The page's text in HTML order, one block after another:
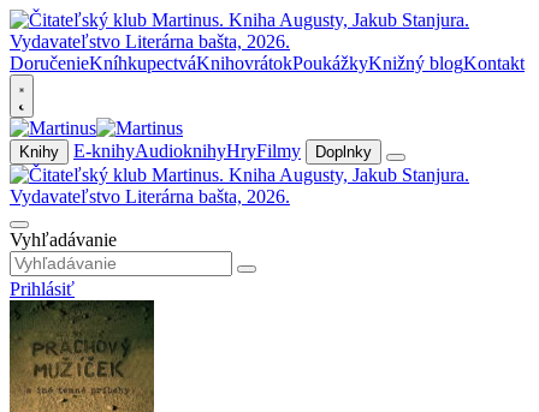
DoručenieKníhkupectváKnihovrátokPoukážkyKnižný blogKontakt
Knihy E-knihyAudioknihyHryFilmy Doplnky
Vyhľadávanie
Prihlásiť